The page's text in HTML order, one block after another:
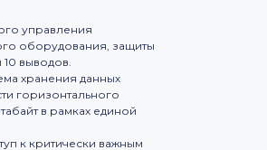
управления
оборудования, защиты
выводов.
хранения данных
горизонтального
в рамках единой
к критически важным